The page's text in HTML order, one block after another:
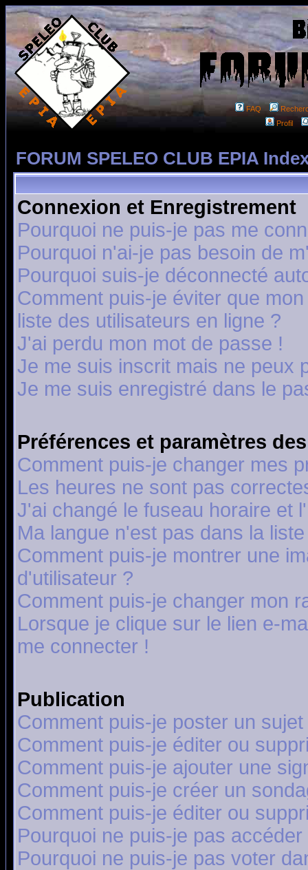
FAQ
Profil
FORUM SPELEO CLUB EPIA
Connexion et Enregistrement
Pourquoi ne puis-je pas me
Pourquoi n'ai-je pas besoin de
Pourquoi suis-je déconnecté
Comment puis-je éviter que
liste des utilisateurs en ligne ?
J'ai perdu mon mot de passe !
Je me suis inscrit mais ne peux
Je me suis enregistré dans le
Préférences et paramètres
Comment puis-je changer mes
Les heures ne sont pas
J'ai changé le fuseau horaire et
Ma langue n'est pas dans la
Comment puis-je montrer une
d'utilisateur ?
Comment puis-je changer mon
Lorsque je clique sur le lien e-
me connecter !
Publication
Comment puis-je poster un
Comment puis-je éditer ou
Comment puis-je ajouter une
Comment puis-je créer un
Comment puis-je éditer ou
Pourquoi ne puis-je pas
Pourquoi ne puis-je pas voter